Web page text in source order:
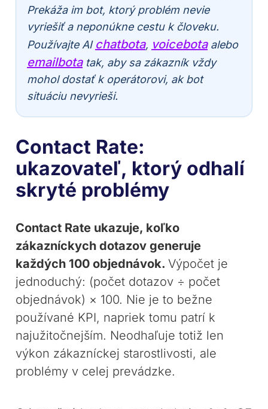
Prekáža im bot, ktorý problém nevie
vyriešiť a neponúkne cestu k človeku.
Používajte AI chatbota, voicebotaalebo
emailbotatak, aby sa zákazník vždy
mohol dostať k operátorovi, ak bot
situáciu nevyrieši.
Contact Rate:
ukazovateľ, ktorý odhalí
skryté problémy
Contact Rate ukazuje, koľko
zákazníckych dotazov generuje
každých 100 objednávok.Výpočet je
jednoduchý: (počet dotazov ÷ počet
objednávok) × 100. Nie je to bežne
používané KPI, napriek tomu patrí k
najužitočnejším. Neodhaľuje totiž len
výkon zákazníckej starostlivosti, ale
problémy v celej prevádzke.